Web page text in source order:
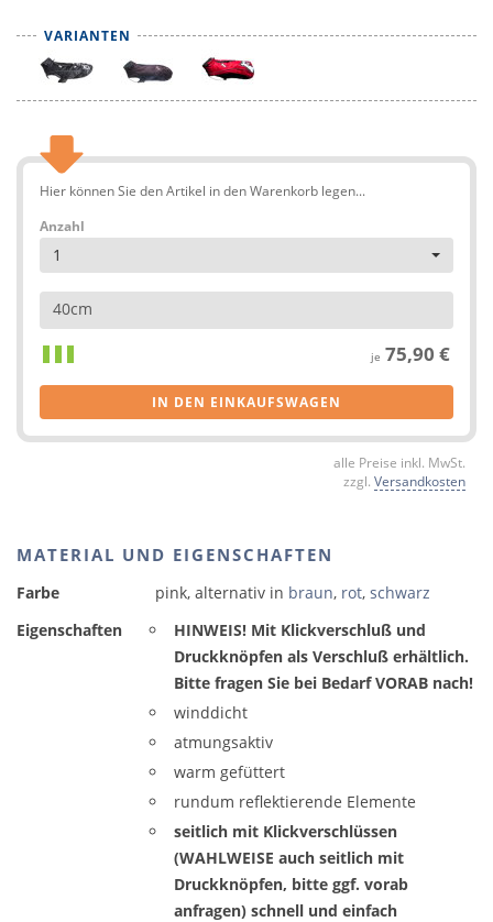
VARIANTEN
Hier können Sie den Artikel in den Warenkorb legen...
Anzahl
1
40cm
je 75,90 €
IN DEN EINKAUFSWAGEN
alle Preise inkl. MwSt.
zzgl. Versandkosten
MATERIAL UND EIGENSCHAFTEN
Farbe pink, alternativ in braun, rot, schwarz
Eigenschaften
HINWEIS! Mit Klickverschluß und
Druckknöpfen als Verschluß erhältlich.
Bitte fragen Sie bei Bedarf VORAB nach!
winddicht
atmungsaktiv
warm gefüttert
rundum reflektierende Elemente
seitlich mit Klickverschlüssen
(WAHLWEISE auch seitlich mit
Druckknöpfen, bitte ggf. vorab
anfragen) schnell und einfach